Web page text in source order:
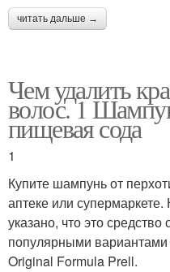
читать дальше →
Чем удалить
волос. 1
пищевая сода
1
Купите шампунь от
аптеке или
указано, что это
популярными
Original Formula Prell.